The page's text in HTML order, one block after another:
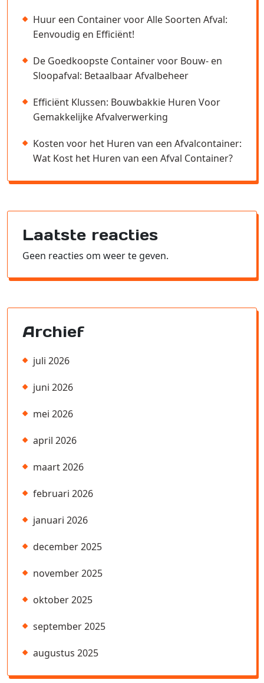
Huur een Container voor Alle Soorten Afval:
Eenvoudig en Efficiënt!
De Goedkoopste Container voor Bouw- en
Sloopafval: Betaalbaar Afvalbeheer
Efficiënt Klussen: Bouwbakkie Huren Voor
Gemakkelijke Afvalverwerking
Kosten voor het Huren van een Afvalcontainer:
Wat Kost het Huren van een Afval Container?
Laatste reacties
Geen reacties om weer te geven.
Archief
juli 2026
juni 2026
mei 2026
april 2026
maart 2026
februari 2026
januari 2026
december 2025
november 2025
oktober 2025
september 2025
augustus 2025